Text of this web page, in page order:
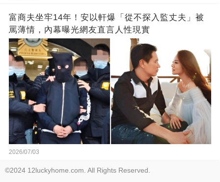
富商夫坐牢14年！安以軒爆「從不探入監丈夫」被
罵薄情，內幕曝光網友直言人性現實
2026/07/03
©2024 12luckyhome.com. All Rights Reserved.